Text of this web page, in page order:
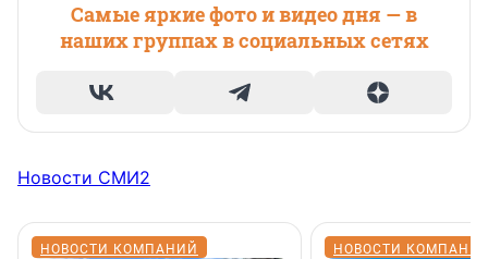
Самые яркие фото и видео дня — в
наших группах в социальных сетях
Новости СМИ2
НОВОСТИ КОМПАНИЙ НОВОСТИ